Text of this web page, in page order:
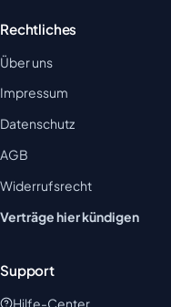
Rechtliches
Über uns
Impressum
Datenschutz
AGB
Widerrufsrecht
Verträge hier kündigen
Support
Hilfe-Center